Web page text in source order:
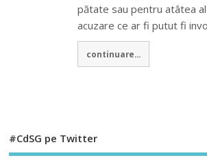
pătate sau pentru atâtea
acuzare ce ar fi putut fi
continuare...
#CdSG pe Twitter